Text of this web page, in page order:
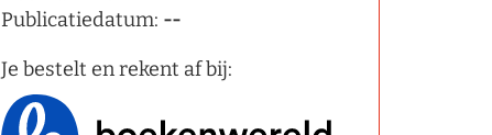
Publicatiedatum: --
Je bestelt en rekent af bij: